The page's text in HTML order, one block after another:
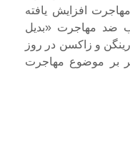
افزایش یافته
ضد مهاجرت «بدیل
و زاکسن در روز
بر موضوع مهاجرت